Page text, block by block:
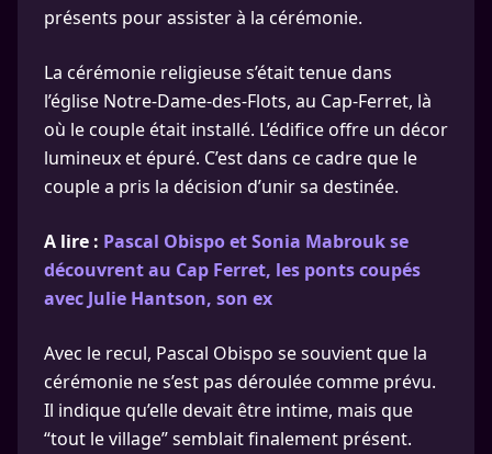
présents pour assister à la cérémonie.
La cérémonie religieuse s’était tenue dans
l’église Notre-Dame-des-Flots, au Cap-Ferret, là
où le couple était installé. L’édifice offre un décor
lumineux et épuré. C’est dans ce cadre que le
couple a pris la décision d’unir sa destinée.
A lire : Pascal Obispo et Sonia Mabrouk se
découvrent au Cap Ferret, les ponts coupés
avec Julie Hantson, son ex
Avec le recul, Pascal Obispo se souvient que la
cérémonie ne s’est pas déroulée comme prévu.
Il indique qu’elle devait être intime, mais que
“tout le village” semblait finalement présent.